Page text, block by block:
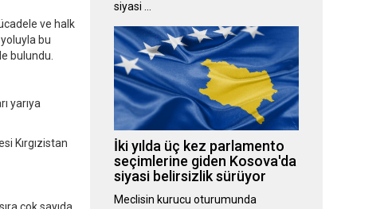
ve halk
bu
bulundu.
yarıya
Kırgızistan
çok sayıda
siyasi …
İki yılda üç kez parlamento
seçimlerine giden Kosova'da
siyasi belirsizlik sürüyor
Meclisin kurucu oturumunda